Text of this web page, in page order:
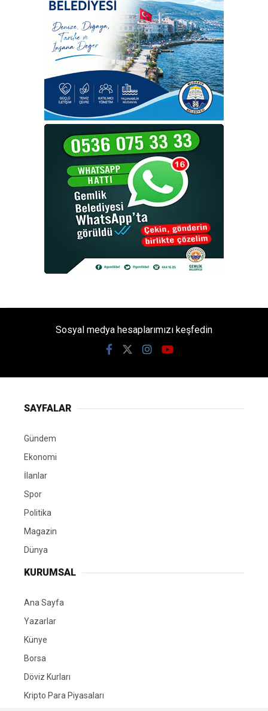
Sosyal medya hesaplarımızı keşfedin
SAYFALAR
Gündem
Ekonomi
İlanlar
Spor
Politika
Magazin
Dünya
KURUMSAL
Ana Sayfa
Yazarlar
Künye
Borsa
Döviz Kurları
Kripto Para Piyasaları